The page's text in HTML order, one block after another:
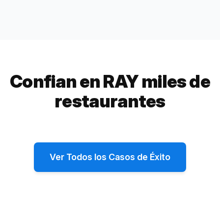
Confian en RAY miles de
restaurantes
Ver Todos los Casos de Éxito